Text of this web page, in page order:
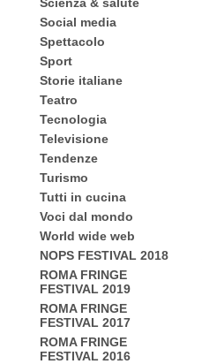
Social media
Spettacolo
Sport
Storie italiane
Teatro
Tecnologia
Televisione
Tendenze
Turismo
Tutti in cucina
Voci dal mondo
World wide web
NOPS FESTIVAL 2018
ROMA FRINGE
FESTIVAL 2019
ROMA FRINGE
FESTIVAL 2017
ROMA FRINGE
FESTIVAL 2016